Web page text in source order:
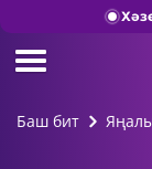
Баш бит